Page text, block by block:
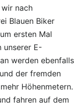
nach
Blauen Biker
ersten Mal
unserer E-
werden ebenfalls
der fremden
Höhenmetern.
fahren auf dem